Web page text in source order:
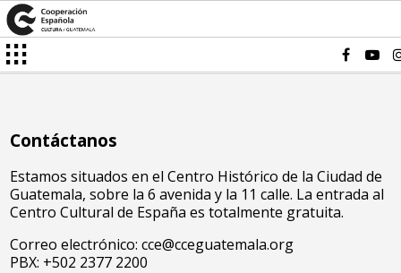
Contáctanos
Estamos situados en el Centro Histórico de la Ciudad de
Guatemala, sobre la 6 avenida y la 11 calle. La entrada al
Centro Cultural de España es totalmente gratuita.
Correo electrónico: cce@cceguatemala.org
PBX: +502 2377 2200